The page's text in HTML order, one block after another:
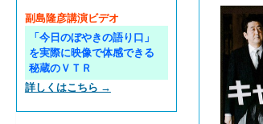
副島隆彦講演ビデオ
「今日のぼやきの語り口」
を実際に映像で体感できる
秘蔵のＶＴＲ
詳しくはこちら →